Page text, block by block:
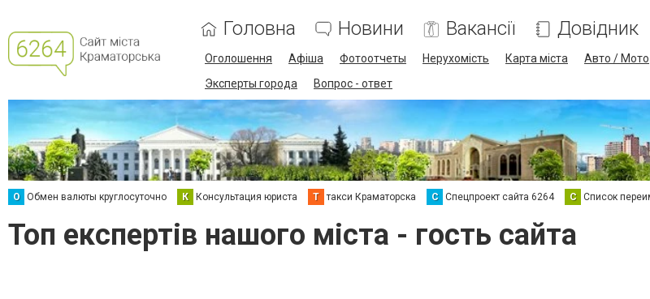
Головна Новини Вакансії Довідник
Оголошення Афіша Фотоотчеты Нерухомість Карта міста Авто / Мото
Эксперты города
Вопрос - ответ
О Обмен валюты круглосуточно К Консультация юриста Т такси Краматорска С Спецпроект сайта 6264 С Список
Топ експертів нашого міста - гость сайта